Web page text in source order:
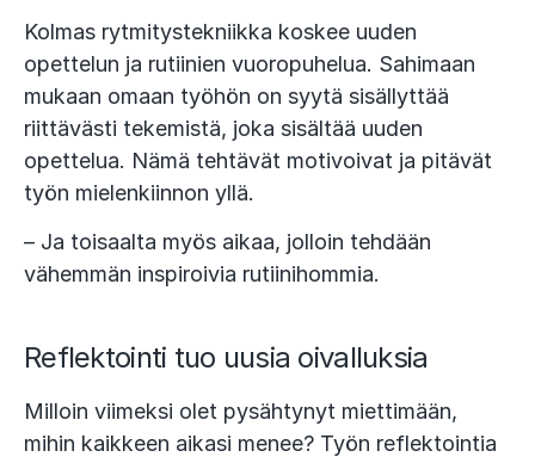
Kolmas rytmitystekniikka koskee uuden
opettelun ja rutiinien vuoropuhelua. Sahimaan
mukaan omaan työhön on syytä sisällyttää
riittävästi tekemistä, joka sisältää uuden
opettelua. Nämä tehtävät motivoivat ja pitävät
työn mielenkiinnon yllä.
– Ja toisaalta myös aikaa, jolloin tehdään
vähemmän inspiroivia rutiinihommia.
Reflektointi tuo uusia oivalluksia
Milloin viimeksi olet pysähtynyt miettimään,
mihin kaikkeen aikasi menee? Työn reflektointia